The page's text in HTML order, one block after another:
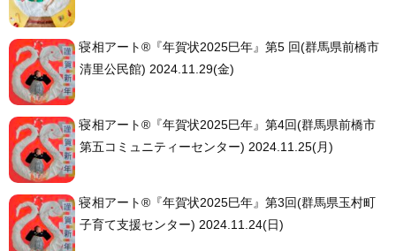
寝相アート®︎『年賀状2025巳年』第5 回(群馬県前橋市
清里公民館) 2024.11.29(金)
寝相アート®︎『年賀状2025巳年』第4回(群馬県前橋市
第五コミュニティーセンター) 2024.11.25(月)
寝相アート®︎『年賀状2025巳年』第3回(群馬県玉村町
子育て支援センター) 2024.11.24(日)